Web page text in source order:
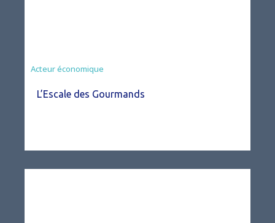
Acteur économique
L’Escale des Gourmands